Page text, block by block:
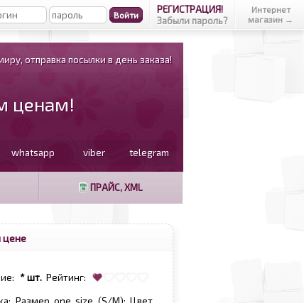
РЕГИСТРАЦИЯ!
Забыли пароль?
Интернет
магазин →
отправка посылки в день заказа!
ценам!
whatsapp viber telegram
ПРАЙС, XML
цене
* шт. Рейтинг: